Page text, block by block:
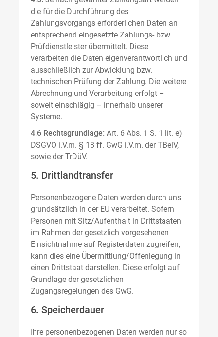
die für die Durchführung des
Zahlungsvorgangs erforderlichen Daten an
entsprechend eingesetzte Zahlungs- bzw.
Prüfdienstleister übermittelt. Diese
verarbeiten die Daten eigenverantwortlich und
ausschließlich zur Abwicklung bzw.
technischen Prüfung der Zahlung. Die weitere
Abrechnung und Verarbeitung erfolgt –
soweit einschlägig – innerhalb unserer
Systeme.
4.6 Rechtsgrundlage: Art. 6 Abs. 1 S. 1 lit. e)
DSGVO i.V.m. § 18 ff. GwG i.V.m. der TBelV,
sowie der TrDüV.
5. Drittlandtransfer
Personenbezogene Daten werden durch uns
grundsätzlich in der EU verarbeitet. Sofern
Personen mit Sitz/Aufenthalt in Drittstaaten
im Rahmen der gesetzlich vorgesehenen
Einsichtnahme auf Registerdaten zugreifen,
kann dies eine Übermittlung/Offenlegung in
einen Drittstaat darstellen. Diese erfolgt auf
Grundlage der gesetzlichen
Zugangsregelungen des GwG.
6. Speicherdauer
Ihre personenbezogenen Daten werden nur so